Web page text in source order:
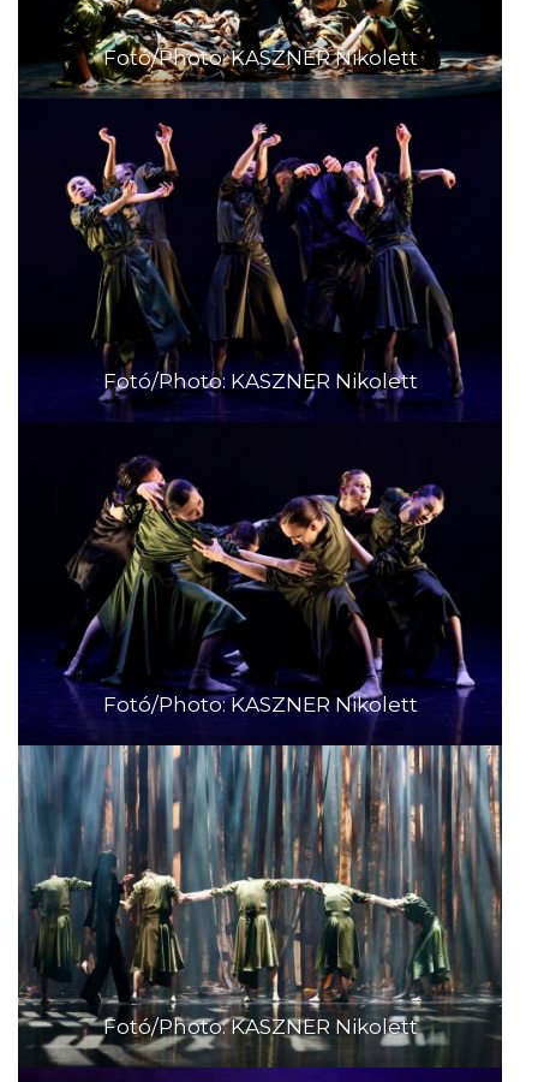
Fotó/Photo: KASZNER Nikolett
Fotó/Photo: KASZNER Nikolett
Fotó/Photo: KASZNER Nikolett
Fotó/Photo: KASZNER Nikolett